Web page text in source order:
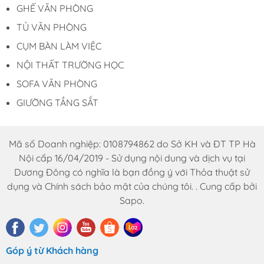
THÔNG TIN LIÊN HỆ
Đặt hàng online tại
website: Noithatduongdong.com
Hà Nội : A11 Xuân Phương Garden, đường
Trịnh Văn Bô, phường Phương Canh, Quận
Nam Từ Liêm, Thành Phố Hà Nội.
HCM : 86 Nguyễn Thị Pha, ấp 6, xã Đông
Email : dautuduongdong@gmail.com
GHẾ VĂN PHÒNG
TỦ VĂN PHÒNG
CỤM BÀN LÀM VIỆC
NỘI THẤT TRƯỜNG HỌC
SOFA VĂN PHÒNG
GIƯỜNG TẦNG SẮT
Mã số Doanh nghiệp: 0108794862 do Sở KH và ĐT TP Hà
Nội cấp 16/04/2019 - Sử dụng nội dung và dịch vụ tại
Dương Đông có nghĩa là bạn đồng ý với Thỏa thuật sử
dụng và Chính sách bảo mật của chúng tôi. . Cung cấp bởi
Sapo.
Góp ý từ Khách hàng